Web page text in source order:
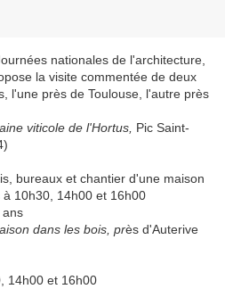
nationales de l'architecture,
la visite commentée de deux
l'une près de Toulouse, l'autre près
viticole de l'Hortus, Pic Saint-
bureaux et chantier d'une maison
10h30, 14h00 et 16h00
ans
dans les bois, près d'Auterive
14h00 et 16h00